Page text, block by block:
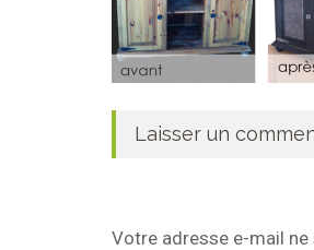
Laisser un
Votre adresse e-mail ne